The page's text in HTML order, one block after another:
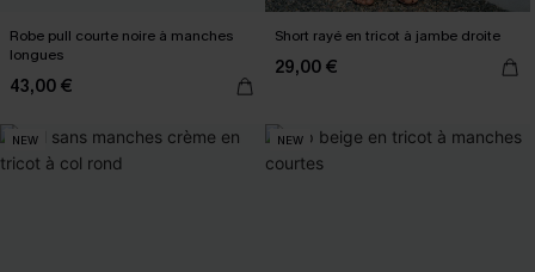
Robe pull courte noire à manches
longues
43,00 €
Short rayé en tricot à jambe droite
29,00 €
NEW NEW